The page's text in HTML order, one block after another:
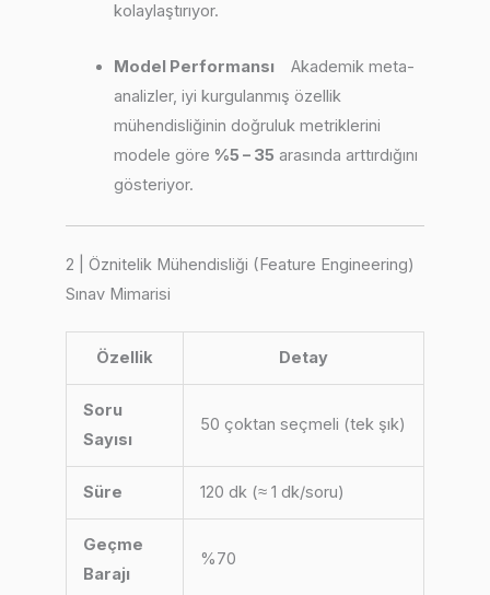
kolaylaştırıyor.
Model Performansı Akademik meta-
analizler, iyi kurgulanmış özellik
mühendisliğinin doğruluk metriklerini
modele göre %5 – 35 arasında arttırdığını
gösteriyor.
2 | Öznitelik Mühendisliği (Feature Engineering)
Sınav Mimarisi
Özellik Detay
Soru
Sayısı
50 çoktan seçmeli (tek şık)
Süre 120 dk (≈ 1 dk/soru)
Geçme
Barajı
%70